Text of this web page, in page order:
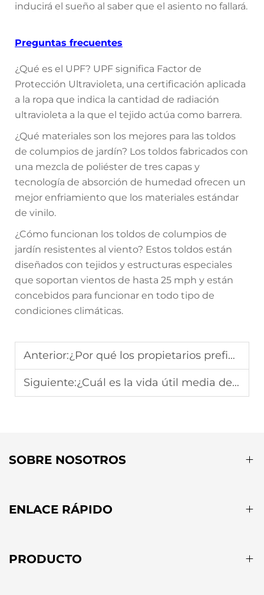
inducirá el sueño al saber que el asiento no fallará.
Preguntas frecuentes
¿Qué es el UPF? UPF significa Factor de
Protección Ultravioleta, una certificación aplicada
a la ropa que indica la cantidad de radiación
ultravioleta a la que el tejido actúa como barrera.
¿Qué materiales son los mejores para las toldos
de columpios de jardín? Los toldos fabricados con
una mezcla de poliéster de tres capas y
tecnología de absorción de humedad ofrecen un
mejor enfriamiento que los materiales estándar
de vinilo.
¿Cómo funcionan los toldos de columpios de
jardín resistentes al viento? Estos toldos están
diseñados con tejidos y estructuras especiales
que soportan vientos de hasta 25 mph y están
concebidos para funcionar en todo tipo de
condiciones climáticas.
Anterior:¿Por qué los propietarios prefieren pérgolas a medida para espacios únicos en el jardín?
Siguiente:¿Cuál es la vida útil media de los juegos de muebles de jardín de alta calidad?
SOBRE NOSOTROS
ENLACE RÁPIDO
PRODUCTO